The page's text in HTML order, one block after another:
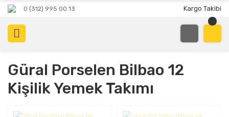
0 (312) 995 00 13 Kargo Takibi
Güral Porselen Bilbao 12
Kişilik Yemek Takımı